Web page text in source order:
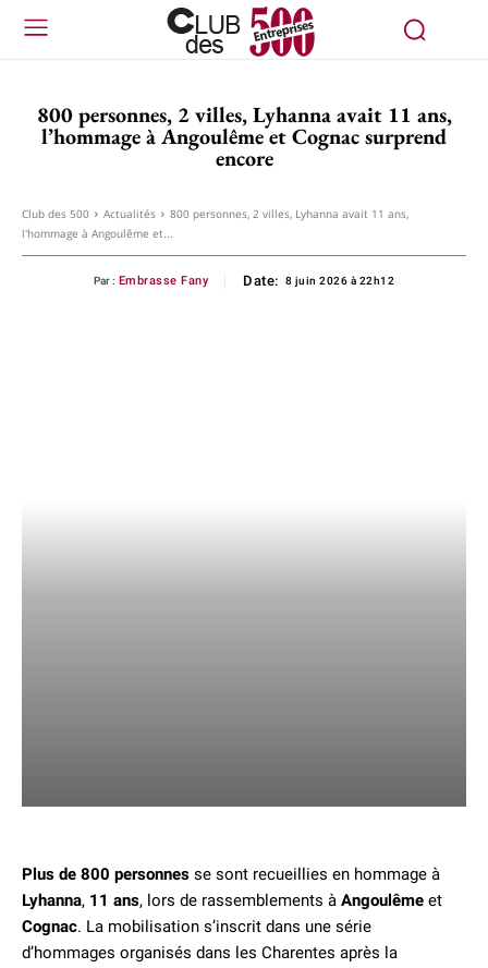
800 personnes, 2 villes, Lyhanna avait 11 ans,
l’hommage à Angoulême et Cognac surprend
encore
Club des 500 Actualités
800 personnes, 2 villes, Lyhanna avait 11 ans,
l'hommage à Angoulême et...
Par : Embrasse Fany Date: 8 juin 2026 à 22h12
Plus de 800 personnes se sont recueillies en hommage à
Lyhanna, 11 ans, lors de rassemblements à Angoulême et
Cognac. La mobilisation s’inscrit dans une série
d’hommages organisés dans les Charentes après la